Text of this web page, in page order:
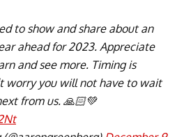
to show and share about an
ahead for 2023. Appreciate
and see more. Timing is
worry you will not have to wait
from us. 🙏🏻💚